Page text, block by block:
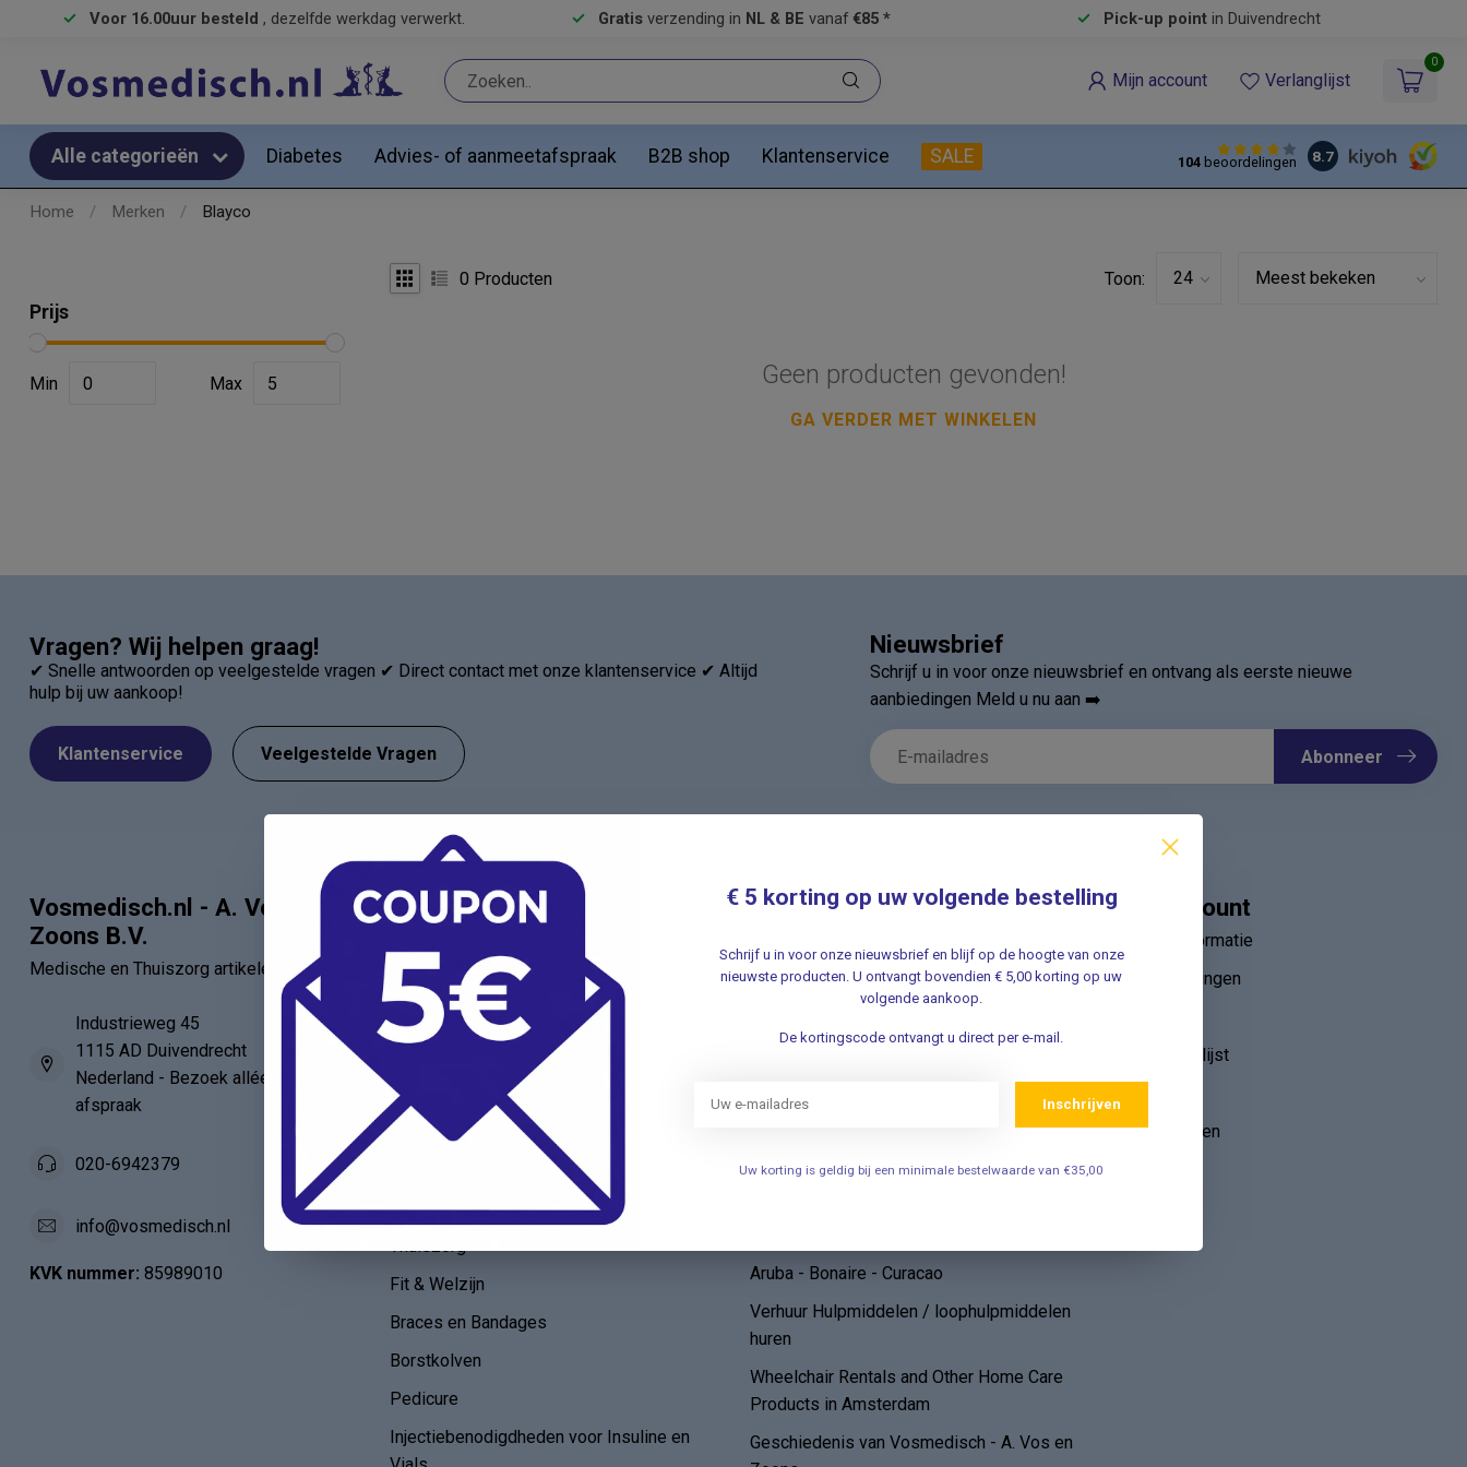
Voor 16.00uur besteld , dezelfde werkdag verwerkt. Gratis verzending in NL & BE vanaf €85 * Pick-up pointin Duivendrecht
Mijn account Verlanglijst
0
Alle categorieën Diabetes Advies- of aanmeetafspraak B2B shop Klantenservice SALE 104beoordelingen 8.7
Home / Merken / Blayco
Prijs
Min Max
0 Producten Toon:
Geen producten gevonden!
GA VERDER MET WINKELEN
Vragen? Wij helpen graag!
✔ Snelle antwoorden op veelgestelde vragen ✔ Direct contact met onze klantenservice ✔ Altijd
hulp bij uw aankoop!
Klantenservice Veelgestelde Vragen
Nieuwsbrief
Schrijf u in voor onze nieuwsbrief en ontvang als eerste nieuwe
aanbiedingen Meld u nu aan ➡️
Abonneer
Vosmedisch.nl - A. Vos en
Zoons B.V.
Medische en Thuiszorg artikelen
Industrieweg 45
1115 AD Duivendrecht
Nederland - Bezoek alléén op
afspraak
020-6942379
info@vosmedisch.nl
KVK nummer: 85989010
Categorieën
Verbandartikelen
EHBO - BHV
HAIO / AIO
Anatomie
Diabetes en Zelftesten
Thuiszorg
Fit & Welzijn
Braces en Bandages
Borstkolven
Pedicure
Injectiebenodigdheden voor Insuline en
Informatie
Openingstijden
een bovenarmbloeddrukmeter
Aruba - Bonaire - Curacao
Verhuur Hulpmiddelen / loophulpmiddelen
huren
Wheelchair Rentals and Other Home Care
Products in Amsterdam
Geschiedenis van Vosmedisch - A. Vos en
Mijn account
Account informatie
Mijn bestellingen
Mijn verlanglijst
Alle producten
€ 5 korting op uw volgende bestelling
Schrijf u in voor onze nieuwsbrief en blijf op de hoogte van onze
nieuwste producten. U ontvangt bovendien € 5,00 korting op uw
volgende aankoop.
De kortingscode ontvangt u direct per e-mail.
Inschrijven
Uw korting is geldig bij een minimale bestelwaarde van €35,00